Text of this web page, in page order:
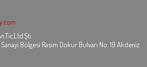
Bölgesi Rasim Dokur Bulvarı No: 19 Akdeniz